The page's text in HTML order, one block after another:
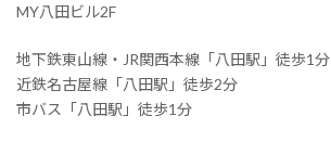
MY八田ビル2F
地下鉄東山線・JR関西本線「八田駅」徒歩1分
近鉄名古屋線「八田駅」徒歩2分
市バス「八田駅」徒歩1分